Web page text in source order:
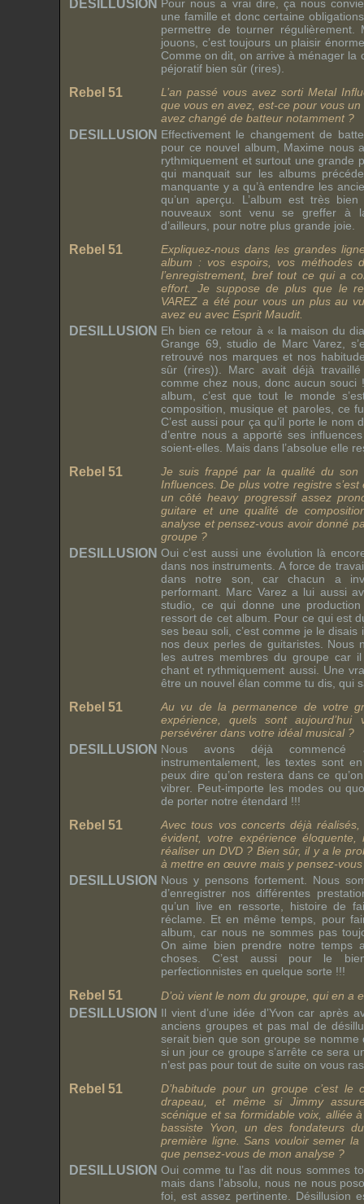
DESILLUSION Pour nous a vrai dire, ça nous
une famille et donc certaine
permettre de tourner
jouons, c’est toujours un plaisir
Comme on dit, on arrive à ménager la
péjoratif bien sûr (rires).
Rebel 51
L’an passé vous avez sorti Metal
que vous en avez, est-ce pour vous
avez changé de batteur notamment ?
DESILLUSION Effectivement le changement de
pour ce nouvel album, Maxime nous
rythmiquement et surtout une grande
qui manquait sur les albums
manquante y a qu’à entendre les
qu’un aperçu. L’album est très
nouveaux sont venu se greffer à
d’ailleurs, pour notre plus grande joie.
Rebel 51
Expliquez-nous dans les grandes
album : vos espoirs, vos méthodes
l’enregistrement, bref tout ce qui a
effort. Je suppose de plus que le
VAREZ a été pour vous un plus au
avez eu avec Esprit Maudit.
DESILLUSION Eh bien ce retour à « la maison du
Grange 69, studio de Marc Varez,
retrouvé nos marques et nos
sûr (rires)). Marc avait déjà
comme chez nous, donc aucun
album, c’est que tout le monde
composition, musique et paroles, ce
C’est aussi pour ça qu’il porte le nom
d’entre nous a apporté ses
soient-elles. Mais dans l’absolue elle
Rebel 51
Je suis frappé par la qualité du
Influences. De plus votre registre
un côté heavy progressif assez
guitare et une qualité de
analyse et pensez-vous avoir donné
groupe ?
DESILLUSION Oui c’est aussi une évolution là
dans nos instruments. A force de
dans notre son, car chacun a
performant. Marc Varez a lui aussi
studio, ce qui donne une
ressort de cet album. Pour ce qui est
ses beau soli, c’est comme je le
nos deux perles de guitaristes. Nous
les autres membres du groupe car
chant et rythmiquement aussi. Une
être un nouvel élan comme tu dis, qui
Rebel 51
Au vu de la permanence de votre
expérience, quels sont aujourd’hui
persévérer dans votre idéal musical ?
DESILLUSION Nous avons déjà commencé
instrumentalement, les textes sont
peux dire qu’on restera dans ce
vibrer. Peut-importe les modes ou
de porter notre étendard !!!
Rebel 51
Avec tous vos concerts déjà
évident, votre expérience éloquente,
réaliser un DVD ? Bien sûr, il y a le
à mettre en œuvre mais y pensez-
DESILLUSION Nous y pensons fortement. Nous
d’enregistrer nos différentes
qu’un live en ressorte, histoire de
réclame. Et en même temps, pour
album, car nous ne sommes pas
On aime bien prendre notre temps
choses. C’est aussi pour le
perfectionnistes en quelque sorte !!!
Rebel 51 D’où vient le nom du groupe, qui en a
DESILLUSION Il vient d’une idée d’Yvon car après
anciens groupes et pas mal de
serait bien que son groupe se
si un jour ce groupe s’arrête ce sera
n’est pas pour tout de suite on vous
Rebel 51
D’habitude pour un groupe c’est
drapeau, et même si Jimmy
scénique et sa formidable voix, alliée
bassiste Yvon, un des fondateurs
première ligne. Sans vouloir semer
que pensez-vous de mon analyse ?
DESILLUSION Oui comme tu l’as dit nous sommes
mais dans l’absolu, nous ne nous
foi, est assez pertinente. Désillusion